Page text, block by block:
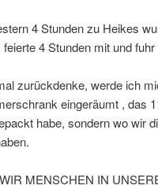
4 Stunden zu Heikes
4 Stunden mit und
zurückdenke, werde ich
eingeräumt , das
habe, sondern wo wir
MENSCHEN IN